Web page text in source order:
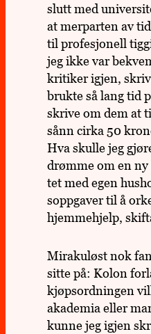
slutt med
at mer­par­ten av
til pro­fe­sjo­nell
jeg ikke var
kri­ti­ker igjen,
brukte så lang tid
skrive om dem at
sånn cirka 50
Hva skulle jeg
drømme om en
tet med egen
sopp­ga­ver til å
hjem­me­hjelp,
Mira­ku­løst nok
sitte på: Kolon
kjøps­ord­nin­gen
aka­de­mia eller
kunne jeg igjen